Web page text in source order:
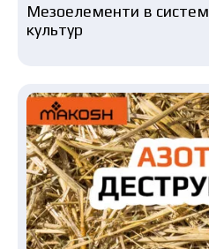
Мезоелементи в
культур